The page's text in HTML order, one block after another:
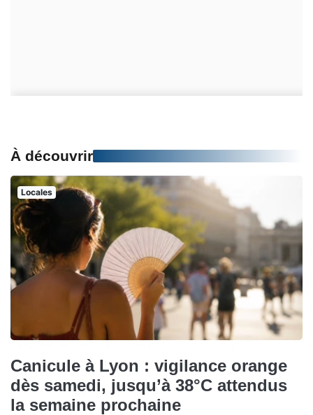
À découvrir
Locales
Canicule à Lyon : vigilance orange
dès samedi, jusqu’à 38°C attendus
la semaine prochaine